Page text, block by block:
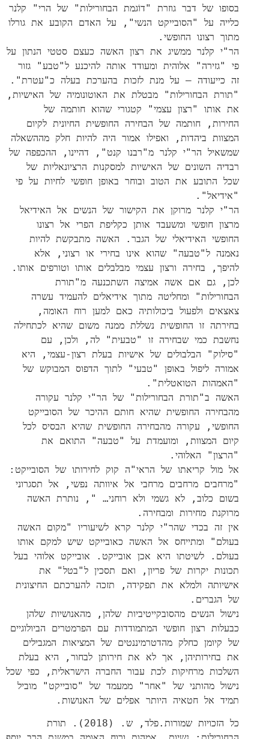
בסופו של דבר גוזרת "דוֹגמת הבחורילות" של הרי" קלנר
כלייה על "הסובייקט הנשי", על האדם הקובע את גורלו
מתוך רצונו החופשי.
הר"י קלנר ממשיג את רצון האשה כעצם סטטי הנתון על
פי "גזירה" אלוהית ומעודד אותה להיכנע ל"טבע" גזור
זה כייעודה – על מנת לזכות בהערכת בעלה כ"עטרת".
"תורת הבחורילות" מבטלת את האוטונומיה של האישיות,
את אותו "רצון עצמי" קטגורי שהוא חותמה של
החירות, חותמה של הבחירה החופשית החיונית לקיום
המצוות ביהדות, ואפילו אמור היה להיות חלק מההשאלה
שמשאיל הר"י קלנר מ"רבנו קנט", דהיינו, ההכפפה של
רבדיה השונים של האישיות למסקנות הרציונאליות של
שכל התובע את הטוב ובוחר באופן חופשי לחיות על פי
"אידיאל".
הר"י קלנר מרוקן את הקישור של הנשים אל האידיאל
מרצון חופשי ומשעבד אותן כקליפת הפרי אל רצונו
החופשי האידיאלי של הגבר. האשה מתבקשת להיות
נאמנה ל"טבעה" שהוא אינו בחירי או רצוני, אלא
להיפך, בחירה ורצון עצמי מבלבלים אותו וטורפים אותו.
לכן, גם אם אשה אמיצה השתכנעה מ"תורת
הבחורילות" ומחליטה מתוך אידיאלים להעמיד עשרה
צאצאים ולפעול ביכולותיה כאם למען רוח האומה,
בחירתה זו החופשית נשללת ממנה משום שהיא לכתחילה
נחשבת כמי שבחירה זו "טבעית" לה, ולכן, עם
"סילוק" הבלבולים של אישיות בעלת רצון-עצמי, היא
אמורה ליפול באופן "טבעי" לתוך הדפוס המבוקש של
"האמהות הטואטלית".
האשה ב"תורת הבחורילות" של הר"י קלנר עקורה
מהבחירה החופשית שהיא חותם ההיכר של הסובייקט
החופשי, עקורה מהבחירה החופשית שהיא הבסיס לכל
קיום המצוות, ומועמדת על "טבעה" התואם את
"הרצון" האלוהי.
אל מול קריאתו של הראי"ה קוק לחירותו של הסובייקט:
"מרחבים מרחבים מרחבי אל איוותה נפשי, אל תסגרוני
בשום כלוב, לא גשמי ולא רוחני… ", נותרת האשה
מרוקנת מחירות ומבחירה.
אין זה בכדי שהר"י קלנר קרא לשיעוריו "מקום האשה
בעולם" ומתייחס אל האשה כאובייקט שיש למקם אותו
בעולם. לשיטתו היא אכן אובייקט. אובייקט אלוהי בעל
תכונות יקרות של פריון, ואם תסכין ל"בטל" את
אישיותה ולמלא את תפקידה, תזכה להערכתם החיצונית
של הגברים.
נישול הנשים מהסובקייטיביות שלהן, מהאנושיות שלהן
כבעלות רצון חופשי המתמודדות עם הפרמטרים הביולוגיים
של קיומן כחלק מהדטרמיננטים של המציאות המגבילים
את בחירותיהן, אך לא את חירותן לבחור, היא בעלת
השלכות מרחיקות לכת עבור החברה הישראלית, כפי שכל
נישול מהותני של "אחר" ממעמד של "סובייקט" מוביל
תמיד אל חטאיה היותר אפלים של האנושות.
כל הזכויות שמורות.פלד, ש. (2018). תורת